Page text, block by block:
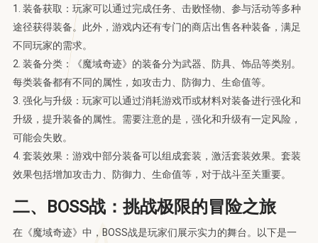
1. 装备获取：玩家可以通过完成任务、击败怪物、参与活动等多种
途径获得装备。此外，游戏内还有专门的商店出售各种装备，满足
不同玩家的需求。
2. 装备分类：《魔域奇迹》的装备分为武器、防具、饰品等类别。
每类装备都有不同的属性，如攻击力、防御力、生命值等。
3. 强化与升级：玩家可以通过消耗游戏币或材料对装备进行强化和
升级，提升装备的属性。需要注意的是，强化和升级有一定风险，
可能会失败。
4. 套装效果：游戏中部分装备可以组成套装，激活套装效果。套装
效果包括增加攻击力、防御力、生命值等，对于战斗至关重要。
二、BOSS战：挑战极限的冒险之旅
在《魔域奇迹》中，BOSS战是玩家们展示实力的舞台。以下是一